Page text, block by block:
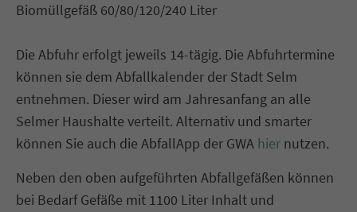
Biomüllgefäß 60/80/120/240 Liter
Die Abfuhr erfolgt jeweils 14-tägig. Die Abfuhrtermine
können sie dem Abfallkalender der Stadt Selm
entnehmen. Dieser wird am Jahresanfang an alle
Selmer Haushalte verteilt. Alternativ und smarter
können Sie auch die AbfallApp der GWA hier nutzen.
Neben den oben aufgeführten Abfallgefäßen können
bei Bedarf Gefäße mit 1100 Liter Inhalt und